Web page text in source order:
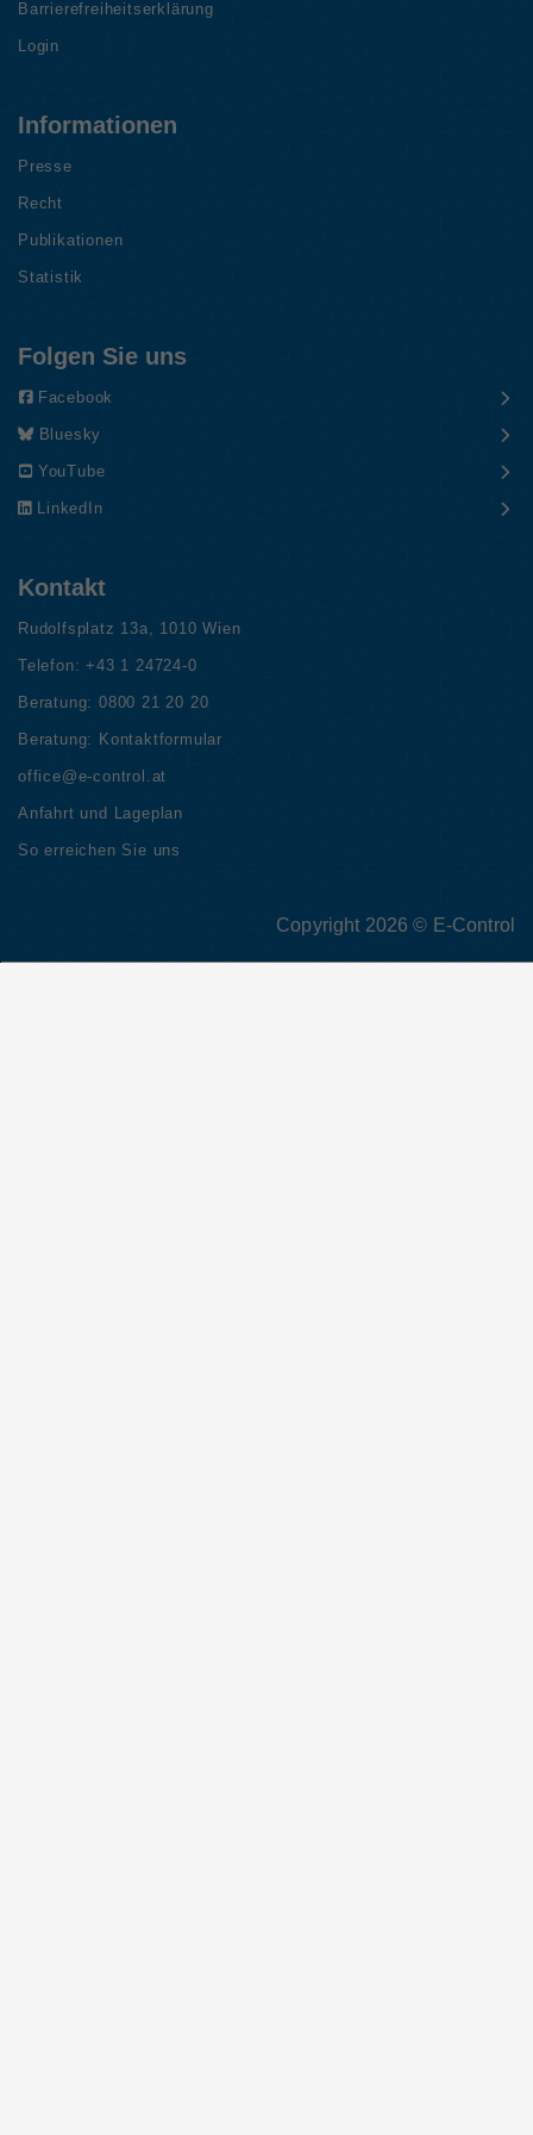
Barrierefreiheitserklärung
Login
Informationen
Presse
Recht
Publikationen
Statistik
Folgen Sie uns
Facebook
Bluesky
YouTube
LinkedIn
Kontakt
Rudolfsplatz 13a, 1010 Wien
Telefon:+43 1 24724-0
Beratung: 0800 21 20 20
Beratung: Kontaktformular
office@e-control.at
Anfahrt und Lageplan
So erreichen Sie uns
Copyright 2026 © E-Control